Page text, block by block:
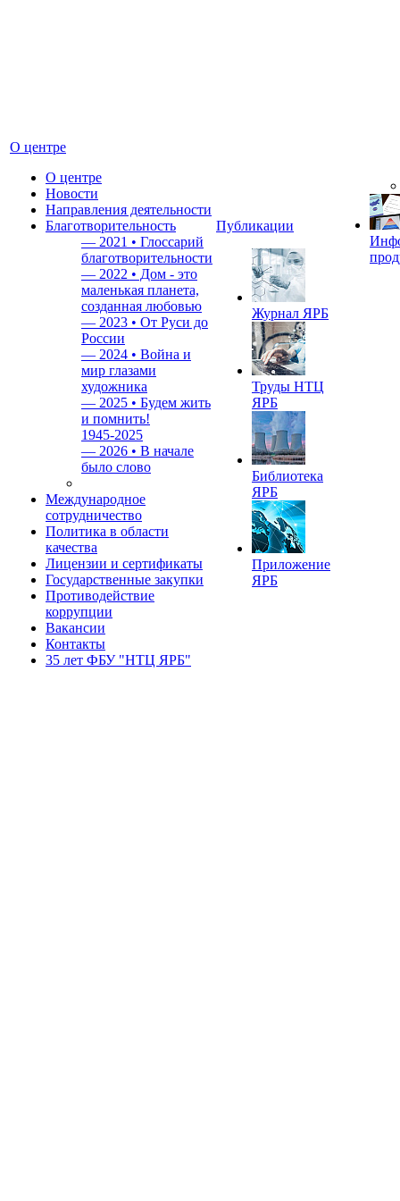
О центре
О центре
Новости
Направления деятельности
Благотворительность
— 2021 • Глоссарий
благотворительности
— 2022 • Дом - это
маленькая планета,
созданная любовью
— 2023 • От Руси до
России
— 2024 • Война и
мир глазами
художника
— 2025 • Будем жить
и помнить!
1945-2025
— 2026 • В начале
было слово
Международное
сотрудничество
Политика в области
качества
Лицензии и сертификаты
Государственные закупки
Противодействие
коррупции
Вакансии
Контакты
35 лет ФБУ "НТЦ ЯРБ"
Публикации
Журнал ЯРБ
Труды НТЦ
ЯРБ
Библиотека
ЯРБ
Приложение
ЯРБ